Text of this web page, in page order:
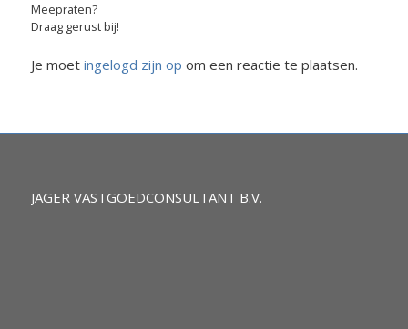
Meepraten?
Draag gerust bij!
Je moet ingelogd zijn op om een reactie te plaatsen.
JAGER VASTGOEDCONSULTANT B.V.